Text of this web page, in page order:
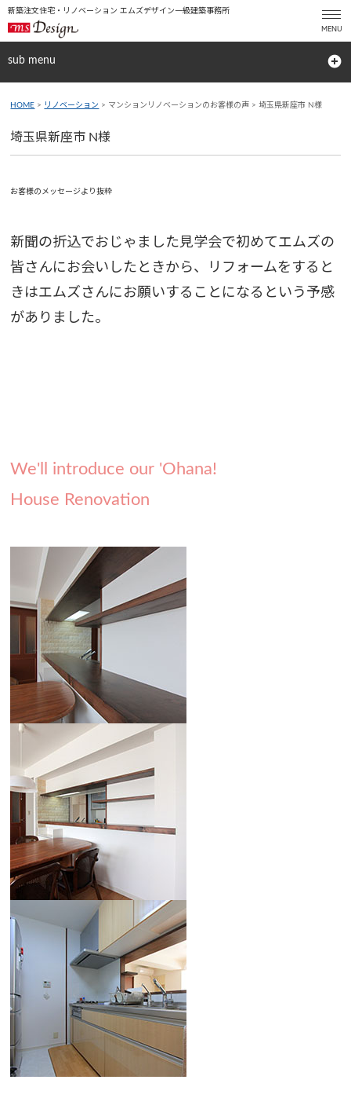
新築注文住宅・リノベーション エムズデザイン一級建築事務所
sub menu
HOME > リノベーション > マンションリノベーションのお客様の声 > 埼玉県新座市 N様
埼玉県新座市 N様
お客様のメッセージより抜粋
新聞の折込でおじゃました見学会で初めてエムズの
皆さんにお会いしたときから、リフォームをすると
きはエムズさんにお願いすることになるという予感
がありました。
We'll introduce our 'Ohana!
House Renovation